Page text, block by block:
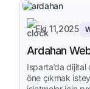
Eki 11,2025
Ardahan
Isparta’da dijital
öne çıkmak